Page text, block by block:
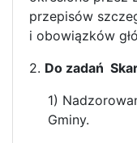
przepisów
i obowiązków
2. Do zadań
1)
Gminy.